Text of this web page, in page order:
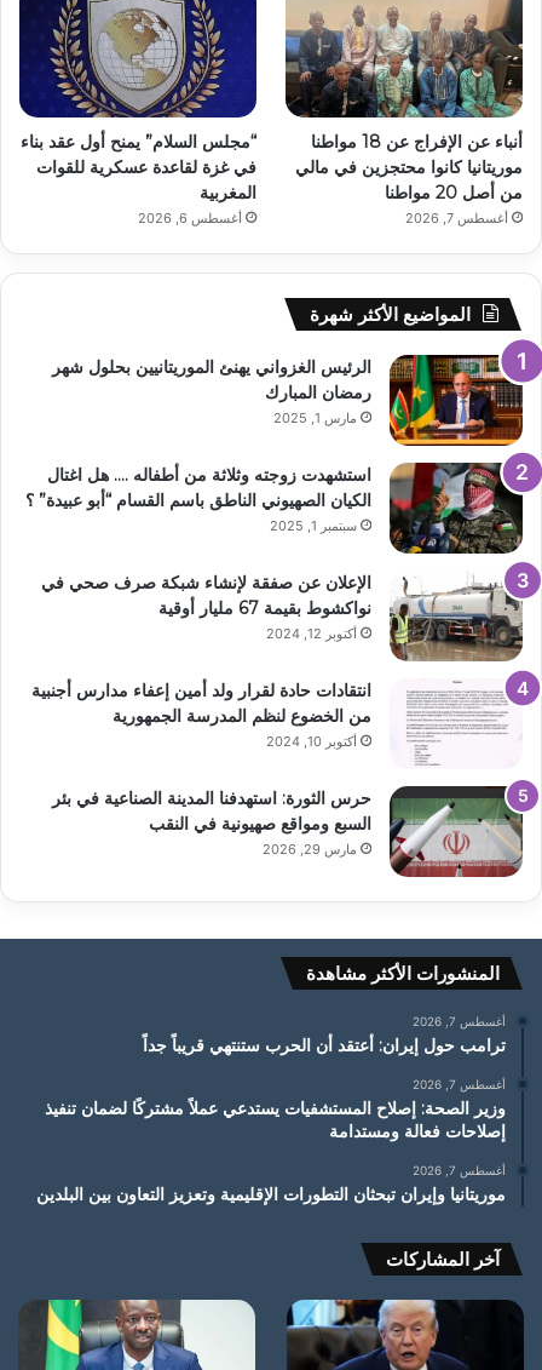
أنباء عن الإفراج عن 18 مواطنا
موريتانيا كانوا محتجزين في مالي
من أصل 20 مواطنا
أغسطس 7, 2026
“مجلس السلام” يمنح أول عقد بناء
في غزة لقاعدة عسكرية للقوات
المغربية
أغسطس 6, 2026
المواضيع الأكثر شهرة
الرئيس الغزواني يهنئ الموريتانيين بحلول شهر
رمضان المبارك
مارس 1, 2025
استشهدت زوجته وثلاثة من أطفاله …. هل اغتال
الكيان الصهيوني الناطق باسم القسام “أبو عبيدة” ؟
سبتمبر 1, 2025
الإعلان عن صفقة لإنشاء شبكة صرف صحي في
نواكشوط بقيمة 67 مليار أوقية
أكتوبر 12, 2024
انتقادات حادة لقرار ولد أمين إعفاء مدارس أجنبية
من الخضوع لنظم المدرسة الجمهورية
أكتوبر 10, 2024
حرس الثورة: استهدفنا المدينة الصناعية في بئر
السبع ومواقع صهيونية في النقب
مارس 29, 2026
المنشورات الأكثر مشاهدة
أغسطس 7, 2026
ترامب حول إيران: أعتقد أن الحرب ستنتهي قريباً جداً
أغسطس 7, 2026
وزير الصحة: إصلاح المستشفيات يستدعي عملاً مشتركًا لضمان تنفيذ
إصلاحات فعالة ومستدامة
أغسطس 7, 2026
موريتانيا وإيران تبحثان التطورات الإقليمية وتعزيز التعاون بين البلدين
آخر المشاركات